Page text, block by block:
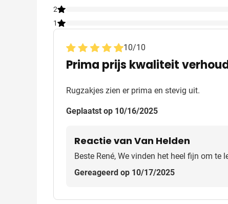
2
1
10/10
Prima prijs kwaliteit
Rugzakjes zien er prima en stevig uit.
Geplaatst op 10/16/2025
Reactie van Van Helden
Beste René, We vinden het heel fijn om
Gereageerd op 10/17/2025